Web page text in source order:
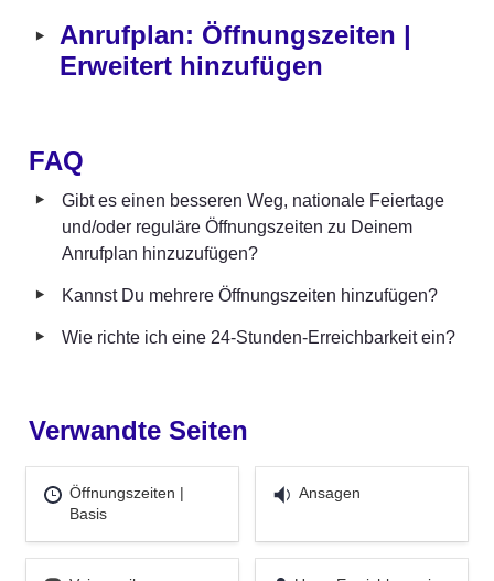
‣ Anrufplan: Öffnungszeiten |
Erweitert hinzufügen
FAQ
‣
Gibt es einen besseren Weg, nationale Feiertage
und/oder reguläre Öffnungszeiten zu Deinem
Anrufplan hinzuzufügen?
‣ Kannst Du mehrere Öffnungszeiten hinzufügen?
‣ Wie richte ich eine 24-Stunden-Erreichbarkeit ein?
Verwandte Seiten
Öffnungszeiten | Basis
Öffnungszeiten |
Basis
Ansagen